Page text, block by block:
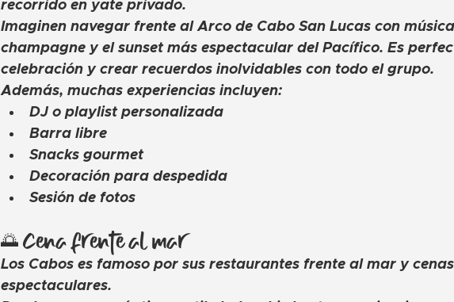
recorrido en yate privado.
Imaginen navegar frente al Arco de Cabo San Lucas con
champagne y el sunset más espectacular del Pacífico. Es
celebración y crear recuerdos inolvidables con todo el grupo.
Además, muchas experiencias incluyen:
DJ o playlist personalizada
Barra libre
Snacks gourmet
Decoración para despedida
Sesión de fotos
🌅 Cena frente al mar
Los Cabos es famoso por sus restaurantes frente al mar y
espectaculares.